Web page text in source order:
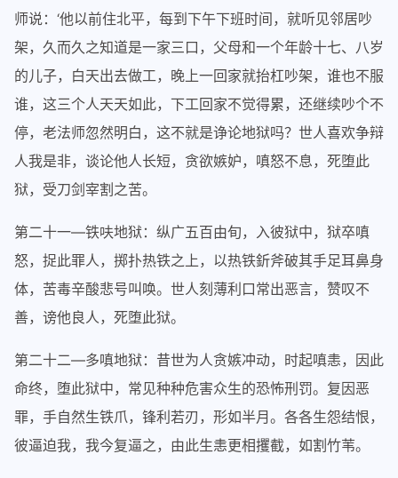
师说：‘他以前住北平，每到下午下班时间，就听见邻居吵
架，久而久之知道是一家三口，父母和一个年龄十七、八岁
的儿子，白天出去做工，晚上一回家就抬杠吵架，谁也不服
谁，这三个人天天如此，下工回家不觉得累，还继续吵个不
停，老法师忽然明白，这不就是诤论地狱吗？世人喜欢争辩
人我是非，谈论他人长短，贪欲嫉妒，嗔怒不息，死堕此
狱，受刀剑宰割之苦。
第二十一—铁呋地狱：纵广五百由旬，入彼狱中，狱卒嗔
怒，捉此罪人，掷扑热铁之上，以热铁釿斧破其手足耳鼻身
体，苦毒辛酸悲号叫唤。世人刻薄利口常出恶言，赞叹不
善，谤他良人，死堕此狱。
第二十二—多嗔地狱：昔世为人贪嫉冲动，时起嗔恚，因此
命终，堕此狱中，常见种种危害众生的恐怖刑罚。复因恶
罪，手自然生铁爪，锋利若刃，形如半月。各各生怨结恨，
彼逼迫我，我今复逼之，由此生恚更相攫截，如割竹苇。